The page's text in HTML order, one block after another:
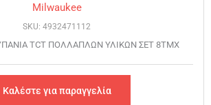
Milwaukee
SKU: 4932471112
TCT ΠΟΛΛΑΠΛΩΝ ΥΛΙΚΩΝ ΣΕΤ 8ΤΜΧ
Καλέστε για παραγγελία